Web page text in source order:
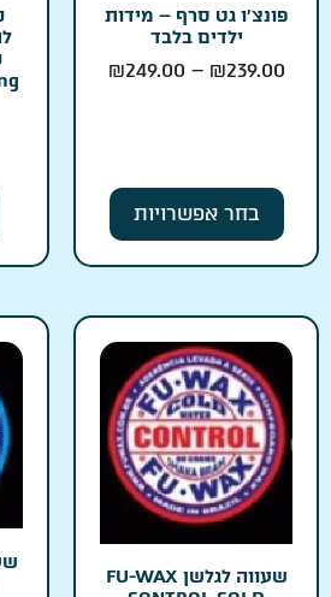
פונצ׳ו גט סרף – מידות
ילדים בלבד
₪239.00
–
₪249.00
בחר אפשרויות
שעווה לגלשן FU-WAX